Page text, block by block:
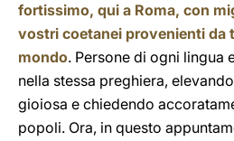
fortissimo, qui a Roma, con
vostri coetanei provenienti da
mondo. Persone di ogni lingua
nella stessa preghiera,
gioiosa e chiedendo
popoli. Ora, in questo